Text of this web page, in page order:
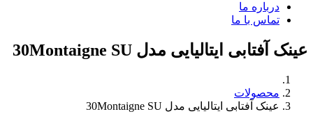
درباره ما
تماس با ما
عینک آفتابی ایتالیایی مدل 30Montaigne SU
محصولات
عینک آفتابی ایتالیایی مدل 30Montaigne SU